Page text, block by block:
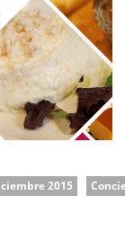
2015